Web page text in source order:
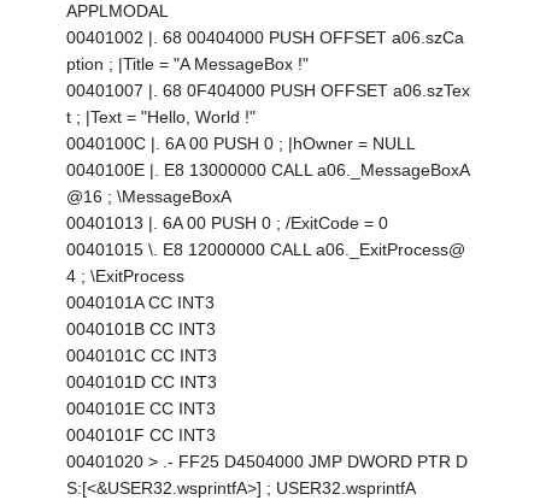
APPLMODAL
00401002 |. 68 00404000 PUSH OFFSET a06.szCa
ption ; |Title = "A MessageBox !"
00401007 |. 68 0F404000 PUSH OFFSET a06.szTex
t ; |Text = "Hello, World !"
0040100C |. 6A 00 PUSH 0 ; |hOwner = NULL
0040100E |. E8 13000000 CALL a06._MessageBoxA
@16 ; \MessageBoxA
00401013 |. 6A 00 PUSH 0 ; /ExitCode = 0
00401015 \. E8 12000000 CALL a06._ExitProcess@
4 ; \ExitProcess
0040101A CC INT3
0040101B CC INT3
0040101C CC INT3
0040101D CC INT3
0040101E CC INT3
0040101F CC INT3
00401020 > .- FF25 D4504000 JMP DWORD PTR D
S:[<&USER32.wsprintfA>] ; USER32.wsprintfA